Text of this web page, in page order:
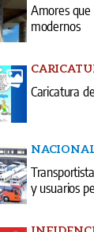
Amores
modernos
Caricatura
y usuarios